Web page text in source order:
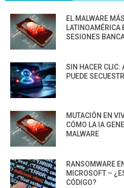
EL MALWARE
LATINOAMÉRICA
SESIONES
SIN HACER CLIC:
PUEDE
MUTACIÓN EN
CÓMO LA IA
MALWARE
RANSOMWARE
MICROSOFT –
CÓDIGO?